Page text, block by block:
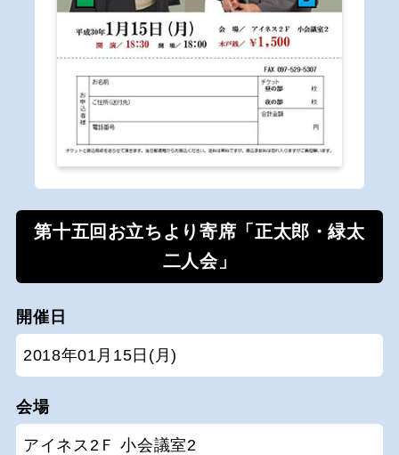
第十五回お立ちより寄席「正太郎・緑太
二人会」
開催日
2018年01月15日(月)
会場
アイネス2Ｆ 小会議室2